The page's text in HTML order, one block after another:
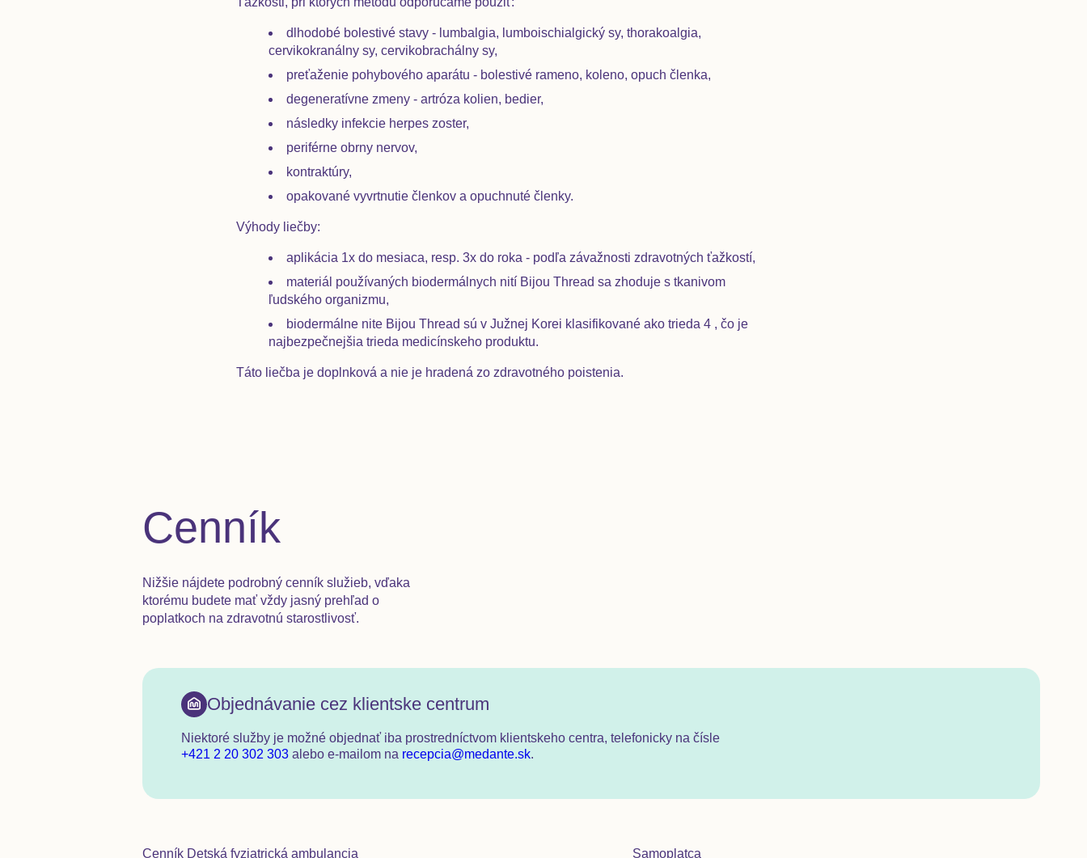
dlhodobé bolestivé stavy - lumbalgia, lumboischialgický sy, thorakoalgia,
cervikokranálny sy, cervikobrachálny sy,
preťaženie pohybového aparátu - bolestivé rameno, koleno, opuch členka,
degeneratívne zmeny - artróza kolien, bedier,
následky infekcie herpes zoster,
periférne obrny nervov,
kontraktúry,
opakované vyvrtnutie členkov a opuchnuté členky.
Výhody liečby:
aplikácia 1x do mesiaca, resp. 3x do roka - podľa závažnosti zdravotných ťažkostí,
materiál používaných biodermálnych nití Bijou Thread sa zhoduje s tkanivom
ľudského organizmu,
biodermálne nite Bijou Thread sú v Južnej Korei klasifikované ako trieda 4 , čo je
najbezpečnejšia trieda medicínskeho produktu.
Táto liečba je doplnková a nie je hradená zo zdravotného poistenia.
Cenník
Nižšie nájdete podrobný cenník služieb, vďaka
ktorému budete mať vždy jasný prehľad o
poplatkoch na zdravotnú starostlivosť.
Objednávanie cez klientske centrum
Niektoré služby je možné objednať iba prostredníctvom klientskeho centra, telefonicky na čísle
+421 2 20 302 303 alebo e-mailom na recepcia@medante.sk.
Cenník Detská fyziatrická ambulancia Samoplatca